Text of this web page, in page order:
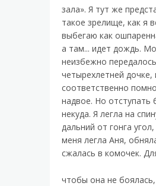
зала». Я тут же
такое зрелище, как я
выбегаю как
а там... идет дождь.
неизбежно
четырехлетней дочке,
соответственно
надвое. Но отступать
некуда. Я легла на
дальний от гонга
меня легла Аня,
сжалась в комочек.
чтобы она не